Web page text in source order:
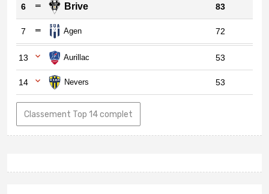
6 Brive 83
7 Agen 72
13 Aurillac 53
14 Nevers 53
Classement Top 14 complet